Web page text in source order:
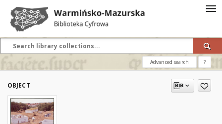
Advanced search ?
OBJECT